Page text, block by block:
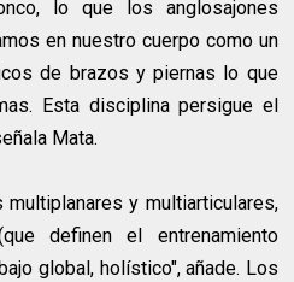
lo que los anglosajones
en nuestro cuerpo como un
de brazos y piernas lo que
Esta disciplina persigue el
Mata.
y multiarticulares,
definen el entrenamiento
global, holístico", añade. Los